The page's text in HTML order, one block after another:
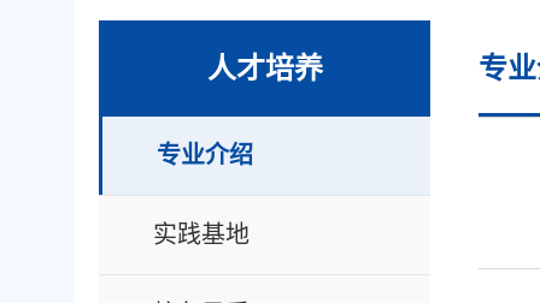
人才培养
专业介绍
实践基地
专